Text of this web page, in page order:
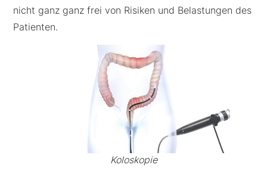
nicht ganz ganz frei von Risiken und Belastungen des
Patienten.
Koloskopie